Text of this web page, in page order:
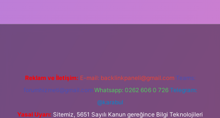
Reklam ve İletişim: E-mail: backlinkpaneli@gmail.com Teams:
forumhizmeti@gmail.com Whatsapp: 0262 606 0 726 Telegram:
@karabul
Yasal Uyarı: Sitemiz, 5651 Sayılı Kanun gereğince Bilgi Teknolojileri